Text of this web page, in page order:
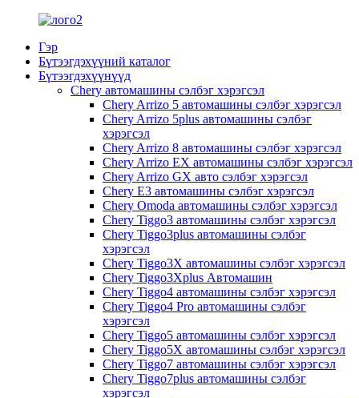
Гэр
Бүтээгдэхүүний каталог
Бүтээгдэхүүнүүд
Chery автомашины сэлбэг хэрэгсэл
Chery Arrizo 5 автомашины сэлбэг хэрэгсэл
Chery Arrizo 5plus автомашины сэлбэг
хэрэгсэл
Chery Arrizo 8 автомашины сэлбэг хэрэгсэл
Chery Arrizo EX автомашины сэлбэг хэрэгсэл
Chery Arrizo GX авто сэлбэг хэрэгсэл
Chery E3 автомашины сэлбэг хэрэгсэл
Chery Omoda автомашины сэлбэг хэрэгсэл
Chery Tiggo3 автомашины сэлбэг хэрэгсэл
Chery Tiggo3plus автомашины сэлбэг
хэрэгсэл
Chery Tiggo3X автомашины сэлбэг хэрэгсэл
Chery Tiggo3Xplus Автомашин
Chery Tiggo4 автомашины сэлбэг хэрэгсэл
Chery Tiggo4 Pro автомашины сэлбэг
хэрэгсэл
Chery Tiggo5 автомашины сэлбэг хэрэгсэл
Chery Tiggo5X автомашины сэлбэг хэрэгсэл
Chery Tiggo7 автомашины сэлбэг хэрэгсэл
Chery Tiggo7plus автомашины сэлбэг
хэрэгсэл